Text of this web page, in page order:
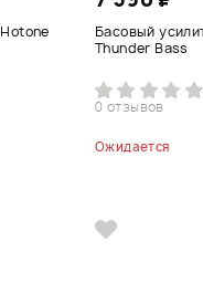
Басовый
Thunder Bass
0 отзывов
Ожидается